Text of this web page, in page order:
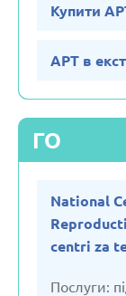
Купити
АРТ в
ГО
National
centri za
Послуги: